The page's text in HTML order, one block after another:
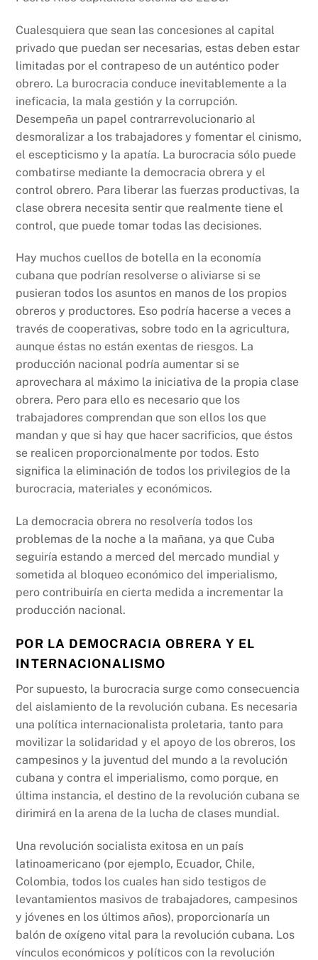
Cualesquiera que sean las concesiones al capital
privado que puedan ser necesarias, estas deben estar
limitadas por el contrapeso de un auténtico poder
obrero. La burocracia conduce inevitablemente a la
ineficacia, la mala gestión y la corrupción.
Desempeña un papel contrarrevolucionario al
desmoralizar a los trabajadores y fomentar el cinismo,
el escepticismo y la apatía. La burocracia sólo puede
combatirse mediante la democracia obrera y el
control obrero. Para liberar las fuerzas productivas, la
clase obrera necesita sentir que realmente tiene el
control, que puede tomar todas las decisiones.
Hay muchos cuellos de botella en la economía
cubana que podrían resolverse o aliviarse si se
pusieran todos los asuntos en manos de los propios
obreros y productores. Eso podría hacerse a veces a
través de cooperativas, sobre todo en la agricultura,
aunque éstas no están exentas de riesgos. La
producción nacional podría aumentar si se
aprovechara al máximo la iniciativa de la propia clase
obrera. Pero para ello es necesario que los
trabajadores comprendan que son ellos los que
mandan y que si hay que hacer sacrificios, que éstos
se realicen proporcionalmente por todos. Esto
significa la eliminación de todos los privilegios de la
burocracia, materiales y económicos.
La democracia obrera no resolvería todos los
problemas de la noche a la mañana, ya que Cuba
seguiría estando a merced del mercado mundial y
sometida al bloqueo económico del imperialismo,
pero contribuiría en cierta medida a incrementar la
producción nacional.
POR LA DEMOCRACIA OBRERA Y EL
INTERNACIONALISMO
Por supuesto, la burocracia surge como consecuencia
del aislamiento de la revolución cubana. Es necesaria
una política internacionalista proletaria, tanto para
movilizar la solidaridad y el apoyo de los obreros, los
campesinos y la juventud del mundo a la revolución
cubana y contra el imperialismo, como porque, en
última instancia, el destino de la revolución cubana se
dirimirá en la arena de la lucha de clases mundial.
Una revolución socialista exitosa en un país
latinoamericano (por ejemplo, Ecuador, Chile,
Colombia, todos los cuales han sido testigos de
levantamientos masivos de trabajadores, campesinos
y jóvenes en los últimos años), proporcionaría un
balón de oxígeno vital para la revolución cubana. Los
vínculos económicos y políticos con la revolución